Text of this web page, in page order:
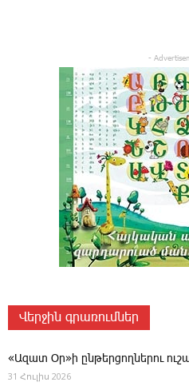
-
Վերջին գրառումներ
«Ազատ Օր»ի ընթերցողներու
31 Հուլիս 2026